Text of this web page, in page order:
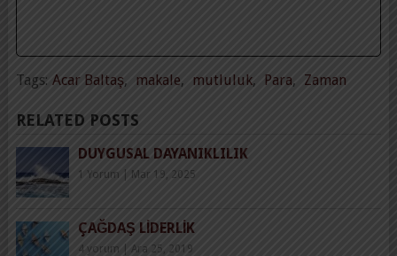
Tags: Acar Baltaş, makale, mutluluk, Para, Zaman
RELATED POSTS
DUYGUSAL DAYANIKLILIK
1 Yorum Mar 19, 2025
ÇAĞDAŞ LIDERLIK
4 yorum Ara 25, 2019